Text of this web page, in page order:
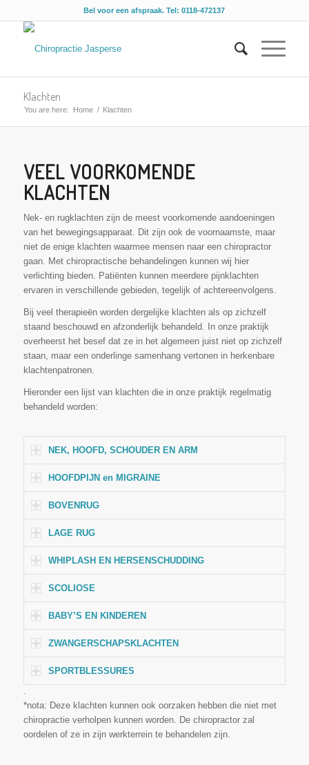
Bel voor een afspraak. Tel: 0118-472137
Klachten
You are here: Home / Klachten
VEEL VOORKOMENDE
KLACHTEN
Nek- en rugklachten zijn de meest voorkomende aandoeningen
van het bewegingsapparaat. Dit zijn ook de voornaamste, maar
niet de enige klachten waarmee mensen naar een chiropractor
gaan. Met chiropractische behandelingen kunnen wij hier
verlichting bieden. Patiënten kunnen meerdere pijnklachten
ervaren in verschillende gebieden, tegelijk of achtereenvolgens.
Bij veel therapieën worden dergelijke klachten als op zichzelf
staand beschouwd en afzonderlijk behandeld. In onze praktijk
overheerst het besef dat ze in het algemeen juist niet op zichzelf
staan, maar een onderlinge samenhang vertonen in herkenbare
klachtenpatronen.
Hieronder een lijst van klachten die in onze praktijk regelmatig
behandeld worden:
NEK, HOOFD, SCHOUDER EN ARM
HOOFDPIJN en MIGRAINE
BOVENRUG
LAGE RUG
WHIPLASH EN HERSENSCHUDDING
SCOLIOSE
BABY’S EN KINDEREN
ZWANGERSCHAPSKLACHTEN
SPORTBLESSURES
.
*nota: Deze klachten kunnen ook oorzaken hebben die niet met
chiropractie verholpen kunnen worden. De chiropractor zal
oordelen of ze in zijn werkterrein te behandelen zijn.